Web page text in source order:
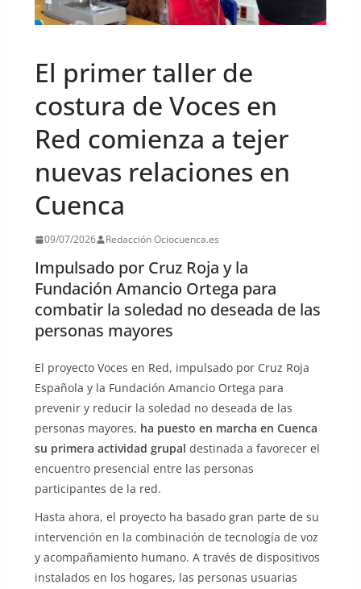
El primer taller de
costura de Voces en
Red comienza a tejer
nuevas relaciones en
Cuenca
09/07/2026 Redacción Ociocuenca.es
Impulsado por Cruz Roja y la
Fundación Amancio Ortega para
combatir la soledad no deseada de las
personas mayores
El proyecto Voces en Red, impulsado por Cruz Roja
Española y la Fundación Amancio Ortega para
prevenir y reducir la soledad no deseada de las
personas mayores, ha puesto en marcha en Cuenca
su primera actividad grupal destinada a favorecer el
encuentro presencial entre las personas
participantes de la red.
Hasta ahora, el proyecto ha basado gran parte de su
intervención en la combinación de tecnología de voz
y acompañamiento humano. A través de dispositivos
instalados en los hogares, las personas usuarias